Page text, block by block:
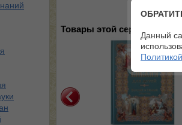
Товары этой серии:
Данный